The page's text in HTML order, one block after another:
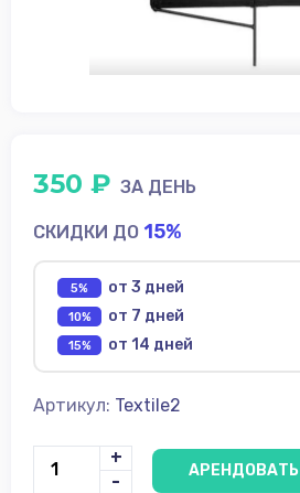
Аренда
Контакты
350 ₽ ЗА ДЕНЬ
СКИДКИ ДО 15%
5% от 3 дней
10% от 7 дней
15% от 14 дней
Артикул: Textile2
+
-
АРЕНДОВАТЬ